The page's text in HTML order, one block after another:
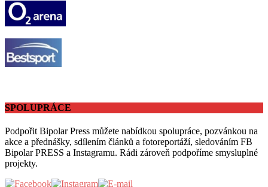
SPOLUPRÁCE
Podpořit Bipolar Press můžete nabídkou spolupráce, pozvánkou na
akce a přednášky, sdílením článků a fotoreportáží, sledováním FB
Bipolar PRESS a Instagramu. Rádi zároveň podpoříme smysluplné
projekty.